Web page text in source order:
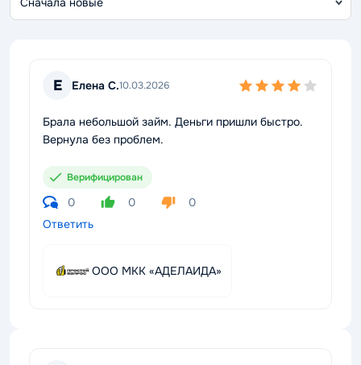
Е Елена С.10.03.2026
Брала небольшой займ. Деньги пришли быстро.
Вернула без проблем.
Верифицирован
0 0
0
Ответить
ООО МКК «АДЕЛАИДА»